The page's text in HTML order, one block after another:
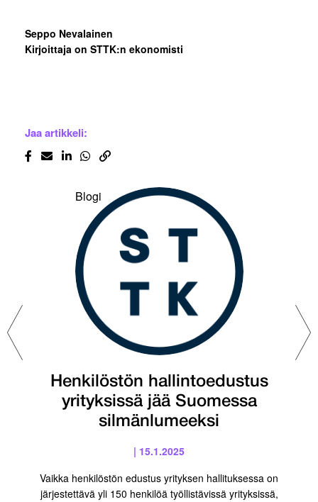
Seppo Nevalainen
Kirjoittaja on STTK:n ekonomisti
Jaa artikkeli:
Blogi
Henkilöstön hallintoedustus
yrityksissä jää Suomessa
silmänlumeeksi
| 15.1.2025
Vaikka henkilöstön edustus yrityksen hallituksessa on
järjestettävä yli 150 henkilöä työllistävissä yrityksissä,